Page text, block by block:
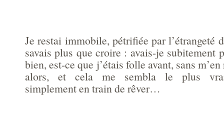
Je restai immobile, pétrifiée par l’étrangeté
savais plus que croire : avais-je subitement
bien, est-ce que j’étais folle avant, sans
alors, et cela me sembla le plus
simplement en train de rêver…